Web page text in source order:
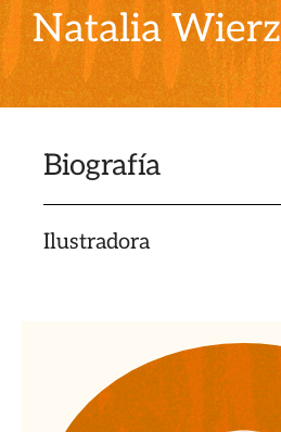
Natalia Wierz
Biografía
Ilustradora